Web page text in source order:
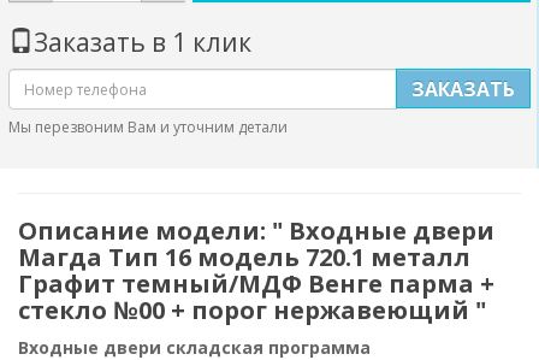
Заказать в 1 клик
ЗАКАЗАТЬ
Мы перезвоним Вам и уточним детали
Описание модели: " Входные двери
Магда Тип 16 модель 720.1 металл
Графит темный/МДФ Венге парма +
стекло №00 + порог нержавеющий "
Входные двери складская программа